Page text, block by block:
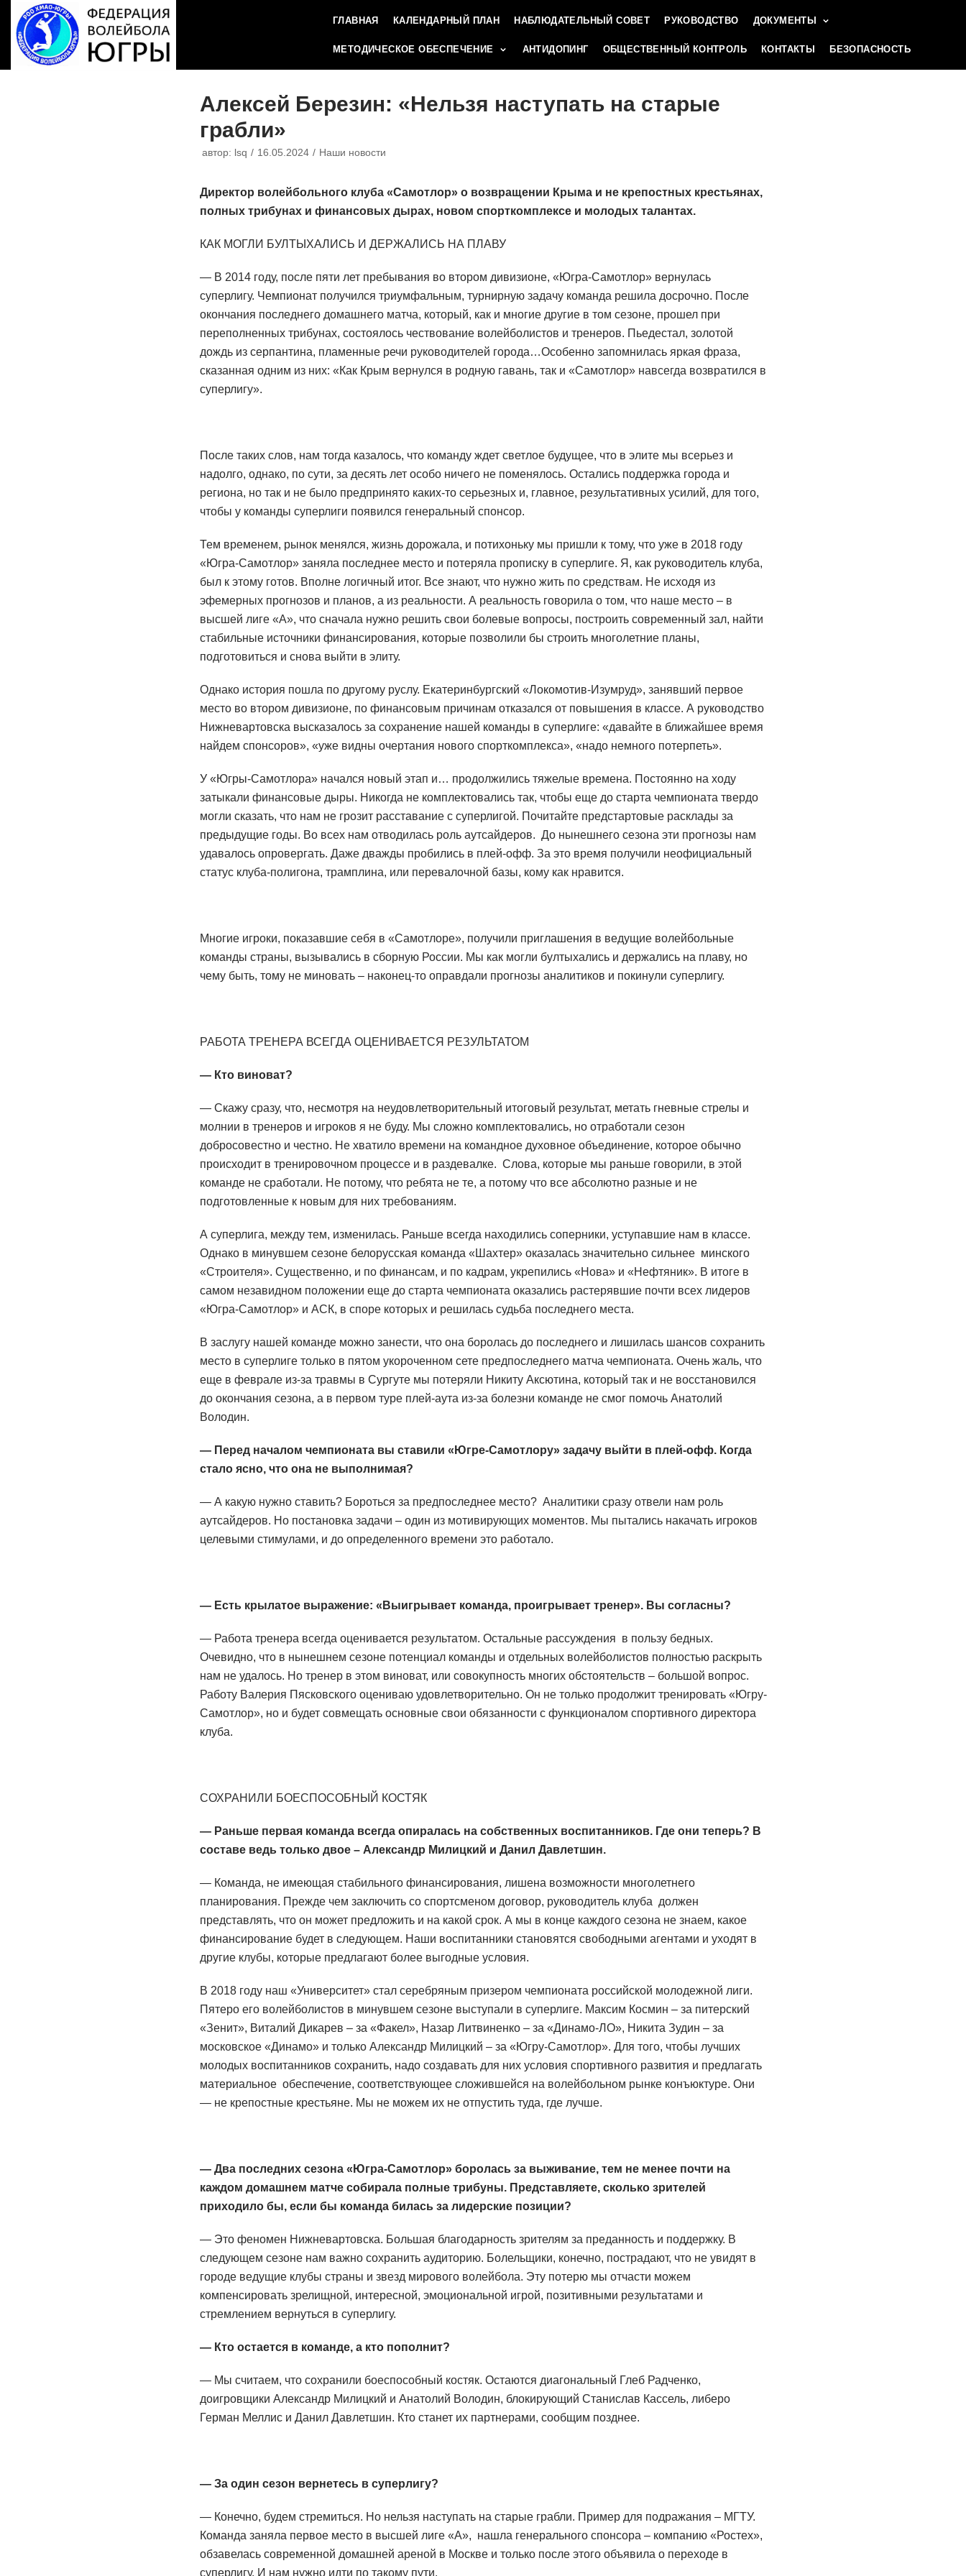
Перейти
к
содержимому
ГЛАВНАЯ КАЛЕНДАРНЫЙ ПЛАН НАБЛЮДАТЕЛЬНЫЙ СОВЕТ РУКОВОДСТВО ДОКУМЕНТЫ
МЕТОДИЧЕСКОЕ ОБЕСПЕЧЕНИЕ АНТИДОПИНГ ОБЩЕСТВЕННЫЙ КОНТРОЛЬ КОНТАКТЫ БЕЗОПАСНОСТЬ
Алексей Березин: «Нельзя наступать на старые
грабли»
автор: lsq 16.05.2024 Наши новости
Директор волейбольного клуба «Самотлор» о возвращении Крыма и не крепостных крестьянах,
полных трибунах и финансовых дырах, новом спорткомплексе и молодых талантах.
КАК МОГЛИ БУЛТЫХАЛИСЬ И ДЕРЖАЛИСЬ НА ПЛАВУ
— В 2014 году, после пяти лет пребывания во втором дивизионе, «Югра-Самотлор» вернулась
суперлигу. Чемпионат получился триумфальным, турнирную задачу команда решила досрочно. После
окончания последнего домашнего матча, который, как и многие другие в том сезоне, прошел при
переполненных трибунах, состоялось чествование волейболистов и тренеров. Пьедестал, золотой
дождь из серпантина, пламенные речи руководителей города…Особенно запомнилась яркая фраза,
сказанная одним из них: «Как Крым вернулся в родную гавань, так и «Самотлор» навсегда возвратился в
суперлигу».
После таких слов, нам тогда казалось, что команду ждет светлое будущее, что в элите мы всерьез и
надолго, однако, по сути, за десять лет особо ничего не поменялось. Остались поддержка города и
региона, но так и не было предпринято каких-то серьезных и, главное, результативных усилий, для того,
чтобы у команды суперлиги появился генеральный спонсор.
Тем временем, рынок менялся, жизнь дорожала, и потихоньку мы пришли к тому, что уже в 2018 году
«Югра-Самотлор» заняла последнее место и потеряла прописку в суперлиге. Я, как руководитель клуба,
был к этому готов. Вполне логичный итог. Все знают, что нужно жить по средствам. Не исходя из
эфемерных прогнозов и планов, а из реальности. А реальность говорила о том, что наше место – в
высшей лиге «А», что сначала нужно решить свои болевые вопросы, построить современный зал, найти
стабильные источники финансирования, которые позволили бы строить многолетние планы,
подготовиться и снова выйти в элиту.
Однако история пошла по другому руслу. Екатеринбургский «Локомотив-Изумруд», занявший первое
место во втором дивизионе, по финансовым причинам отказался от повышения в классе. А руководство
Нижневартовска высказалось за сохранение нашей команды в суперлиге: «давайте в ближайшее время
найдем спонсоров», «уже видны очертания нового спорткомплекса», «надо немного потерпеть».
У «Югры-Самотлора» начался новый этап и… продолжились тяжелые времена. Постоянно на ходу
затыкали финансовые дыры. Никогда не комплектовались так, чтобы еще до старта чемпионата твердо
могли сказать, что нам не грозит расставание с суперлигой. Почитайте предстартовые расклады за
предыдущие годы. Во всех нам отводилась роль аутсайдеров. До нынешнего сезона эти прогнозы нам
удавалось опровергать. Даже дважды пробились в плей-офф. За это время получили неофициальный
статус клуба-полигона, трамплина, или перевалочной базы, кому как нравится.
Многие игроки, показавшие себя в «Самотлоре», получили приглашения в ведущие волейбольные
команды страны, вызывались в сборную России. Мы как могли бултыхались и держались на плаву, но
чему быть, тому не миновать – наконец-то оправдали прогнозы аналитиков и покинули суперлигу.
РАБОТА ТРЕНЕРА ВСЕГДА ОЦЕНИВАЕТСЯ РЕЗУЛЬТАТОМ
— Кто виноват?
— Скажу сразу, что, несмотря на неудовлетворительный итоговый результат, метать гневные стрелы и
молнии в тренеров и игроков я не буду. Мы сложно комплектовались, но отработали сезон
добросовестно и честно. Не хватило времени на командное духовное объединение, которое обычно
происходит в тренировочном процессе и в раздевалке. Слова, которые мы раньше говорили, в этой
команде не сработали. Не потому, что ребята не те, а потому что все абсолютно разные и не
подготовленные к новым для них требованиям.
А суперлига, между тем, изменилась. Раньше всегда находились соперники, уступавшие нам в классе.
Однако в минувшем сезоне белорусская команда «Шахтер» оказалась значительно сильнее минского
«Строителя». Существенно, и по финансам, и по кадрам, укрепились «Нова» и «Нефтяник». В итоге в
самом незавидном положении еще до старта чемпионата оказались растерявшие почти всех лидеров
«Югра-Самотлор» и АСК, в споре которых и решилась судьба последнего места.
В заслугу нашей команде можно занести, что она боролась до последнего и лишилась шансов сохранить
место в суперлиге только в пятом укороченном сете предпоследнего матча чемпионата. Очень жаль, что
еще в феврале из-за травмы в Сургуте мы потеряли Никиту Аксютина, который так и не восстановился
до окончания сезона, а в первом туре плей-аута из-за болезни команде не смог помочь Анатолий
Володин.
— Перед началом чемпионата вы ставили «Югре-Самотлору» задачу выйти в плей-офф. Когда
стало ясно, что она не выполнимая?
— А какую нужно ставить? Бороться за предпоследнее место? Аналитики сразу отвели нам роль
аутсайдеров. Но постановка задачи – один из мотивирующих моментов. Мы пытались накачать игроков
целевыми стимулами, и до определенного времени это работало.
— Есть крылатое выражение: «Выигрывает команда, проигрывает тренер». Вы согласны?
— Работа тренера всегда оценивается результатом. Остальные рассуждения в пользу бедных.
Очевидно, что в нынешнем сезоне потенциал команды и отдельных волейболистов полностью раскрыть
нам не удалось. Но тренер в этом виноват, или совокупность многих обстоятельств – большой вопрос.
Работу Валерия Пясковского оцениваю удовлетворительно. Он не только продолжит тренировать «Югру-
Самотлор», но и будет совмещать основные свои обязанности с функционалом спортивного директора
клуба.
СОХРАНИЛИ БОЕСПОСОБНЫЙ КОСТЯК
— Раньше первая команда всегда опиралась на собственных воспитанников. Где они теперь? В
составе ведь только двое – Александр Милицкий и Данил Давлетшин.
— Команда, не имеющая стабильного финансирования, лишена возможности многолетнего
планирования. Прежде чем заключить со спортсменом договор, руководитель клуба должен
представлять, что он может предложить и на какой срок. А мы в конце каждого сезона не знаем, какое
финансирование будет в следующем. Наши воспитанники становятся свободными агентами и уходят в
другие клубы, которые предлагают более выгодные условия.
В 2018 году наш «Университет» стал серебряным призером чемпионата российской молодежной лиги.
Пятеро его волейболистов в минувшем сезоне выступали в суперлиге. Максим Космин – за питерский
«Зенит», Виталий Дикарев – за «Факел», Назар Литвиненко – за «Динамо-ЛО», Никита Зудин – за
московское «Динамо» и только Александр Милицкий – за «Югру-Самотлор». Для того, чтобы лучших
молодых воспитанников сохранить, надо создавать для них условия спортивного развития и предлагать
материальное обеспечение, соответствующее сложившейся на волейбольном рынке конъюктуре. Они
— не крепостные крестьяне. Мы не можем их не отпустить туда, где лучше.
— Два последних сезона «Югра-Самотлор» боролась за выживание, тем не менее почти на
каждом домашнем матче собирала полные трибуны. Представляете, сколько зрителей
приходило бы, если бы команда билась за лидерские позиции?
— Это феномен Нижневартовска. Большая благодарность зрителям за преданность и поддержку. В
следующем сезоне нам важно сохранить аудиторию. Болельщики, конечно, пострадают, что не увидят в
городе ведущие клубы страны и звезд мирового волейбола. Эту потерю мы отчасти можем
компенсировать зрелищной, интересной, эмоциональной игрой, позитивными результатами и
стремлением вернуться в суперлигу.
— Кто остается в команде, а кто пополнит?
— Мы считаем, что сохранили боеспособный костяк. Остаются диагональный Глеб Радченко,
доигровщики Александр Милицкий и Анатолий Володин, блокирующий Станислав Кассель, либеро
Герман Меллис и Данил Давлетшин. Кто станет их партнерами, сообщим позднее.
— За один сезон вернетесь в суперлигу?
— Конечно, будем стремиться. Но нельзя наступать на старые грабли. Пример для подражания – МГТУ.
Команда заняла первое место в высшей лиге «А», нашла генерального спонсора – компанию «Ростех»,
обзавелась современной домашней ареной в Москве и только после этого объявила о переходе в
суперлигу. И нам нужно идти по такому пути.